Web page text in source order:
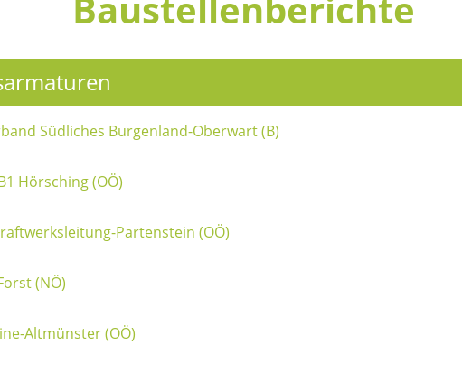
Südliches Burgenland-Oberwart (B)
Hörsching (OÖ)
Partenstein (OÖ)
(NÖ)
Altmünster (OÖ)